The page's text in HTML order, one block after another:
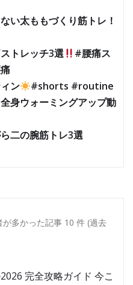
い太ももづくり筋トレ！
トレッチ3選
#腰痛ス
ン
#shorts #routine
身ウォーミングアップ動
二の腕筋トレ3選
が多かった記事 10 件 (過去
完全攻略ガイド 今こ